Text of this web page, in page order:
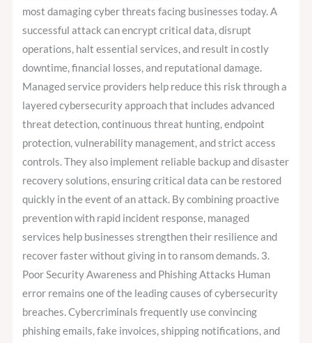
most damaging cyber threats facing businesses today. A
successful attack can encrypt critical data, disrupt
operations, halt essential services, and result in costly
downtime, financial losses, and reputational damage.
Managed service providers help reduce this risk through a
layered cybersecurity approach that includes advanced
threat detection, continuous threat hunting, endpoint
protection, vulnerability management, and strict access
controls. They also implement reliable backup and disaster
recovery solutions, ensuring critical data can be restored
quickly in the event of an attack. By combining proactive
prevention with rapid incident response, managed
services help businesses strengthen their resilience and
recover faster without giving in to ransom demands. 3.
Poor Security Awareness and Phishing Attacks Human
error remains one of the leading causes of cybersecurity
breaches. Cybercriminals frequently use convincing
phishing emails, fake invoices, shipping notifications, and